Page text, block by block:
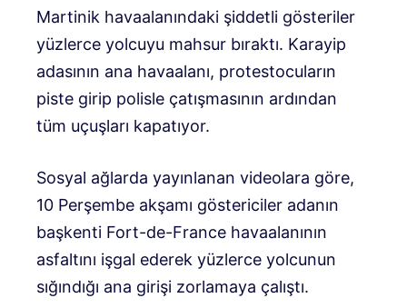
Martinik havaalanındaki şiddetli gösteriler
yüzlerce yolcuyu mahsur bıraktı. Karayip
adasının ana havaalanı, protestocuların
piste girip polisle çatışmasının ardından
tüm uçuşları kapatıyor.
Sosyal ağlarda yayınlanan videolara göre,
10 Perşembe akşamı göstericiler adanın
başkenti Fort-de-France havaalanının
asfaltını işgal ederek yüzlerce yolcunun
sığındığı ana girişi zorlamaya çalıştı.